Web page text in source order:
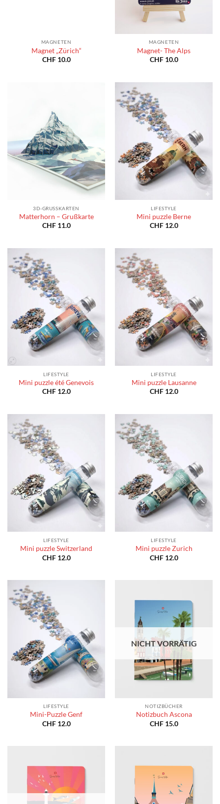
MAGNETEN
Magnet „Zürich“
CHF10.0
MAGNETEN
Magnet- The Alps
CHF10.0
3D-GRUSSKARTEN
Matterhorn – Grußkarte
CHF11.0
LIFESTYLE
Mini puzzle Berne
CHF12.0
LIFESTYLE
Mini puzzle été Genevois
CHF12.0
LIFESTYLE
Mini puzzle Lausanne
CHF12.0
LIFESTYLE
Mini puzzle Switzerland
CHF12.0
LIFESTYLE
Mini puzzle Zurich
CHF12.0
LIFESTYLE
Mini-Puzzle Genf
CHF12.0
NICHT VORRÄTIG
NOTIZBÜCHER
Notizbuch Ascona
CHF15.0